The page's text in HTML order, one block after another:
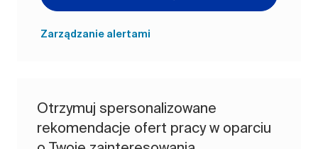
Zarządzanie alertami
Otrzymuj spersonalizowane
rekomendacje ofert pracy w oparciu